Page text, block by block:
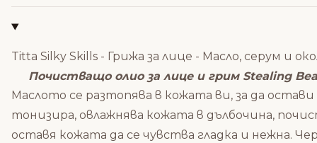
Titta Silky Skills - Грижа за лице - Масло, серум и
Почистващо олио за лице и грим Stealing
Маслото се разтопява в кожата ви, за да
тонизира, овлажнява кожата в дълбочина,
оставя кожата да се чувства гладка и нежна.